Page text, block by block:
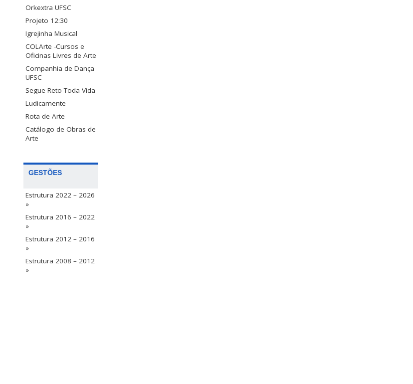
Orkextra UFSC
Projeto 12:30
Igrejinha Musical
COLArte -Cursos e
Oficinas Livres de Arte
Companhia de Dança
UFSC
Segue Reto Toda Vida
Ludicamente
Rota de Arte
Catálogo de Obras de
Arte
GESTÕES
Estrutura 2022 – 2026
»
Estrutura 2016 – 2022
»
Estrutura 2012 – 2016
»
Estrutura 2008 – 2012
»